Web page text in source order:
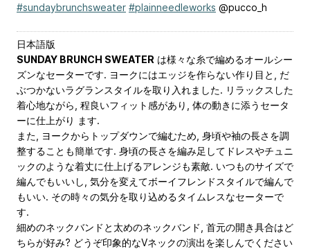
#sundaybrunchsweater #plainneedleworks @pucco_h
日本語版
SUNDAY BRUNCH SWEATER は様々な糸で編めるオールシー
ズンなセーターです. ヨークにはエッジを作らない作り目と, だ
ぶつかないラグランスタイルを取り入れました. リラックスした
着心地ながら, 程良いフィット感があり, 体の動きに添うセータ
ーに仕上がり ます.
また, ヨークからトップダウンで編むため, 身頃や袖の長さを調
整することも簡単です. 身頃の長さを編み足してドレスやチュニ
ックのような着丈に仕上げるアレンジも素敵. いつものサイズで
編んでもいいし, 気分を変えてボーイフレンドスタイルで編んで
もいい. その時々の気分を取り込めるタイムレスなセーターで
す.
細めのネックバンドと太めのネックバンド, 首元の開き具合はど
ちらが好み? どうぞ印象的なVネックの演出を楽しんでください